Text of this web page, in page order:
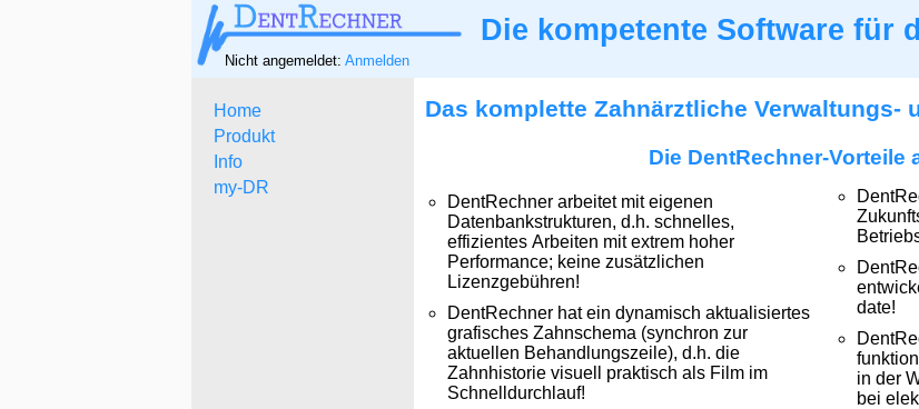
Die kompetente Software für
Nicht angemeldet: Anmelden
Home
Produkt
Info
my-DR
Das komplette Zahnärztliche Verwaltungs-
Die DentRechner-Vorteile
DentRechner arbeitet mit eigenen
Datenbankstrukturen, d.h. schnelles,
effizientes Arbeiten mit extrem hoher
Performance; keine zusätzlichen
Lizenzgebühren!
DentRechner hat ein dynamisch aktualisiertes
grafisches Zahnschema (synchron zur
aktuellen Behandlungszeile), d.h. die
Zahnhistorie visuell praktisch als Film im
Schnelldurchlauf!
date!
in der
bei